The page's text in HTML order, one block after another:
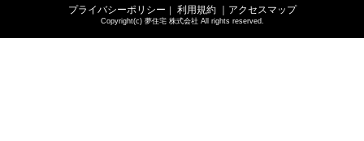
プライバシーポリシー ｜ 利用規約 ｜アクセスマップ
Copyright(c) 夢住宅 株式会社 All rights reserved.